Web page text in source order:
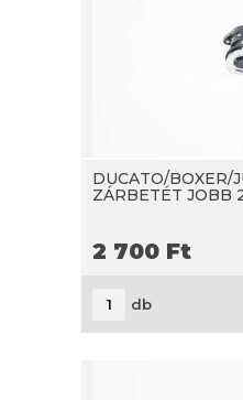
DUCATO/BOXER/
ZÁRBETÉT JOBB
2 700 Ft
db